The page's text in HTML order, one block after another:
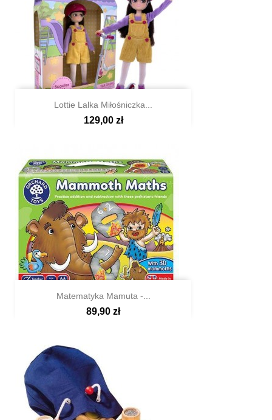
Szybki podgląd
Lottie Lalka Miłośniczka...
129,00 zł
Szybki podgląd
Matematyka Mamuta -...
89,90 zł